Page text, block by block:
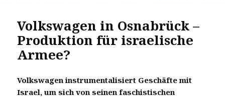
Volkswagen in Osnabrück –
Produktion für israelische
Armee?
Volkswagen instrumentalisiert Geschäfte mit
Israel, um sich von seinen faschistischen